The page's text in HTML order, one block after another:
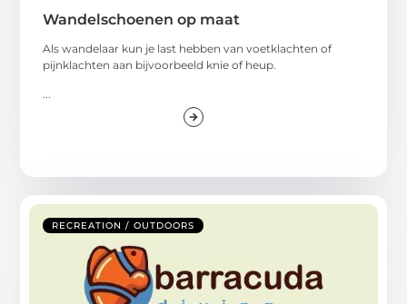
Wandelschoenen op maat
Als wandelaar kun je last hebben van voetklachten of
pijnklachten aan bijvoorbeeld knie of heup.
RECREATION / OUTDOORS